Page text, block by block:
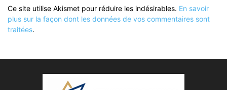
Ce site utilise Akismet pour réduire les indésirables. En savoir
plus sur la façon dont les données de vos commentaires sont
traitées.